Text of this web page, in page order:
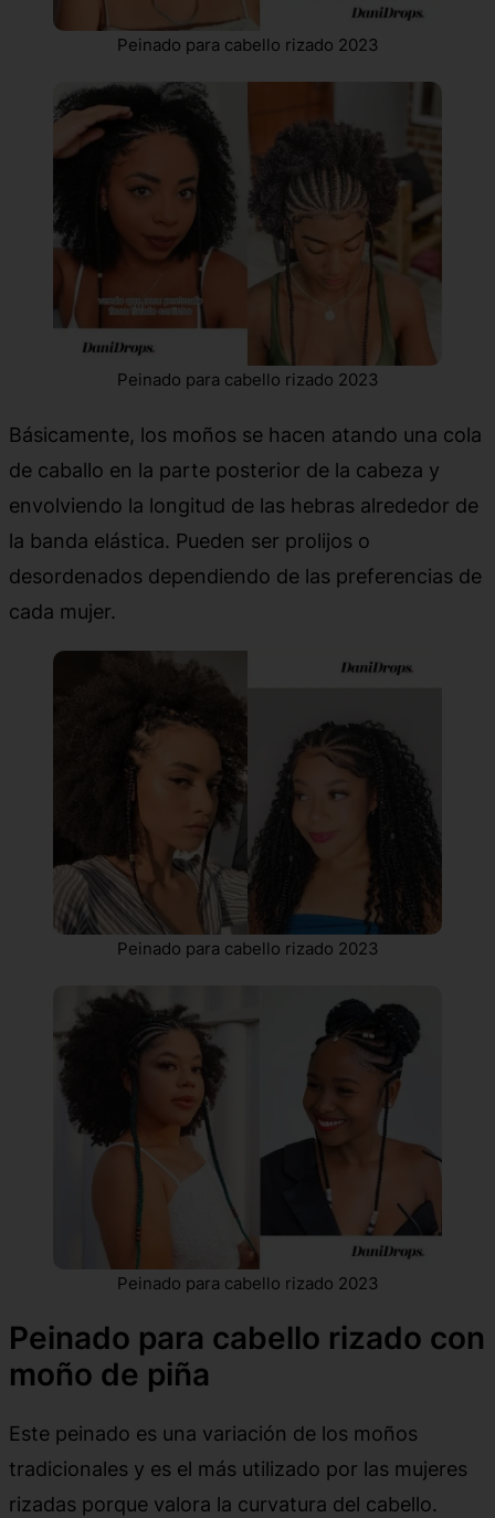
Peinado para cabello rizado 2023
Peinado para cabello rizado 2023
Básicamente, los moños se hacen atando una cola
de caballo en la parte posterior de la cabeza y
envolviendo la longitud de las hebras alrededor de
la banda elástica. Pueden ser prolijos o
desordenados dependiendo de las preferencias de
cada mujer.
Peinado para cabello rizado 2023
Peinado para cabello rizado 2023
Peinado para cabello rizado con
moño de piña
Este peinado es una variación de los moños
tradicionales y es el más utilizado por las mujeres
rizadas porque valora la curvatura del cabello.